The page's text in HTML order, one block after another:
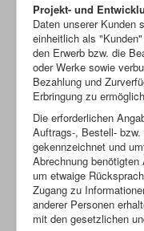
Projekt- und
Daten unserer Kunden
einheitlich als
den Erwerb bzw. die
oder Werke sowie
Bezahlung und
Erbringung zu
Die erforderlichen
Auftrags-, Bestell-
gekennzeichnet und
Abrechnung
um etwaige
Zugang zu
anderer Personen
mit den gesetzlichen